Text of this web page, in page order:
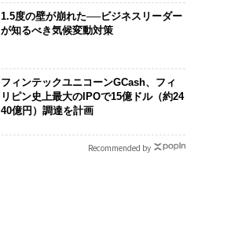
1.5度の壁が崩れた──ビジネスリーダー
が知るべき気候変動対策
フィンテックユニコーンGCash、フィ
リピン史上最大のIPOで15億ドル（約24
40億円）調達を計画
Recommended by